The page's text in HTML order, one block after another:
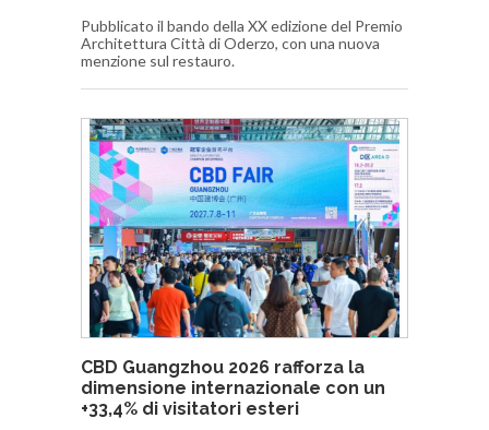
Pubblicato il bando della XX edizione del Premio
Architettura Città di Oderzo, con una nuova
menzione sul restauro.
CBD Guangzhou 2026 rafforza la
dimensione internazionale con un
+33,4% di visitatori esteri